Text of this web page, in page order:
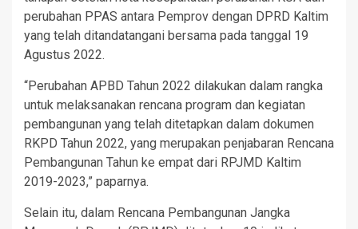
perubahan PPAS antara Pemprov dengan DPRD Kaltim
yang telah ditandatangani bersama pada tanggal 19
Agustus 2022.
“Perubahan APBD Tahun 2022 dilakukan dalam rangka
untuk melaksanakan rencana program dan kegiatan
pembangunan yang telah ditetapkan dalam dokumen
RKPD Tahun 2022, yang merupakan penjabaran Rencana
Pembangunan Tahun ke empat dari RPJMD Kaltim
2019-2023,” paparnya.
Selain itu, dalam Rencana Pembangunan Jangka